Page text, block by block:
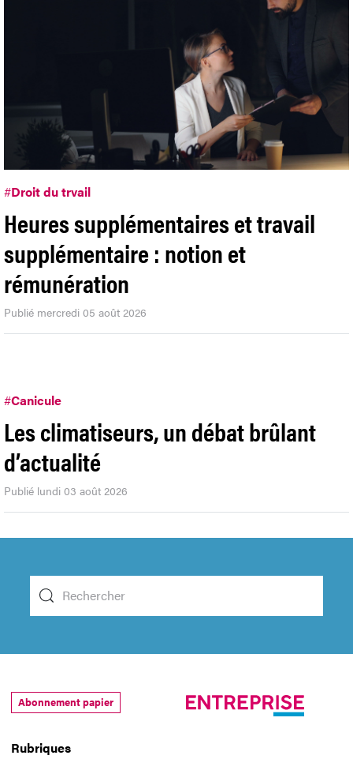
#Droit du trvail
Heures supplémentaires et travail
supplémentaire : notion et
rémunération
Publié mercredi 05 août 2026
#Canicule
Les climatiseurs, un débat brûlant
d’actualité
Publié lundi 03 août 2026
Rubriques
Abonnement papier